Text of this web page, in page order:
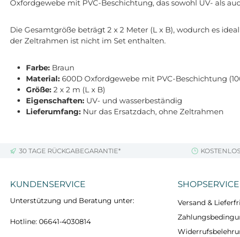
Oxfordgewebe mit PVC-Beschichtung, das sowohl UV- als
Die Gesamtgröße beträgt 2 x 2 Meter (L x B), wodurch es
der Zeltrahmen ist nicht im Set enthalten.
Farbe: Braun
Material: 600D Oxfordgewebe mit PVC-Beschichtung
Größe: 2 x 2 m (L x B)
Eigenschaften: UV- und wasserbeständig
Lieferumfang: Nur das Ersatzdach, ohne Zeltrahmen
30 TAGE RÜCKGABEGARANTIE*
KUNDENSERVICE
Unterstützung und Beratung unter:
Hotline: 06641-4030814
SHOPSERVICE
Versand &